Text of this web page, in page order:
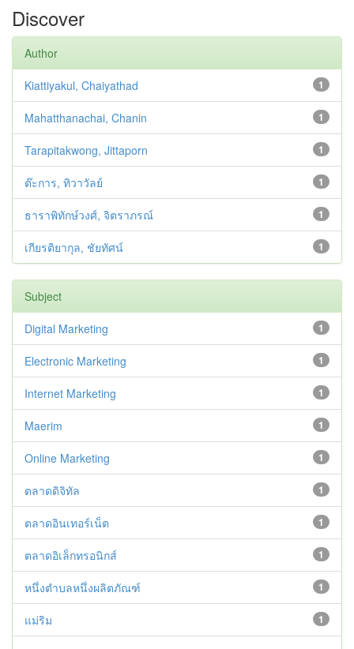
Discover
Author
1
Kiattiyakul, Chaiyathad
1
Mahatthanachai, Chanin
1
Tarapitakwong, Jittaporn
1
ต๊ะการ, ทิวาวัลย์
1
ธาราพิทักษ์วงศ์, จิตราภรณ์
1
เกียรติยากุล, ชัยทัศน์
Subject
1
Digital Marketing
1
Electronic Marketing
1
Internet Marketing
1
Maerim
1
Online Marketing
1
ตลาดดิจิทัล
1
ตลาดอินเทอร์เน็ต
1
ตลาดอิเล็กทรอนิกส์
1
หนึ่งตำบลหนึ่งผลิตภัณฑ์
1
แม่ริม